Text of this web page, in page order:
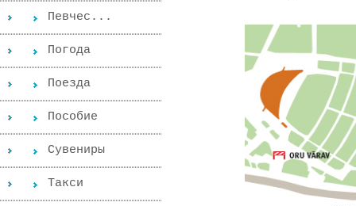
Певчес...
Погода
Поезда
Пособиe
Сувениры
Такси